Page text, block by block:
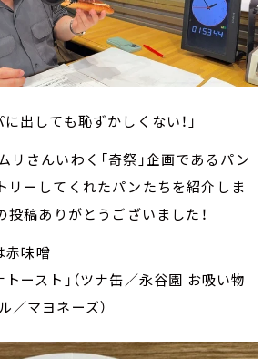
出しても恥ずかしくない！」
リさんいわく「奇祭」企画であるパン
リーしてくれたパンたちを紹介しま
投稿ありがとうございました！
赤味噌
トースト」（ツナ缶／永谷園 お吸い物
／マヨネーズ）